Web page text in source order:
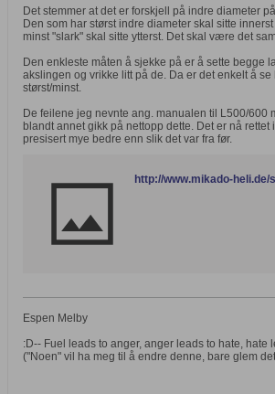
Det stemmer at det er forskjell på indre diameter
Den som har størst indre diameter skal sitte
minst "slark" skal sitte ytterst. Det skal være det
Den enkleste måten å sjekke på er å sette begge
akslingen og vrikke litt på de. Da er det enkelt å se
størst/minst.
De feilene jeg nevnte ang. manualen til L500/600
blandt annet gikk på nettopp dette. Det er nå rettet
presisert mye bedre enn slik det var fra før.
Espen Melby
:D-- Fuel leads to anger, anger leads to hate, hate
("Noen" vil ha meg til å endre denne, bare glem